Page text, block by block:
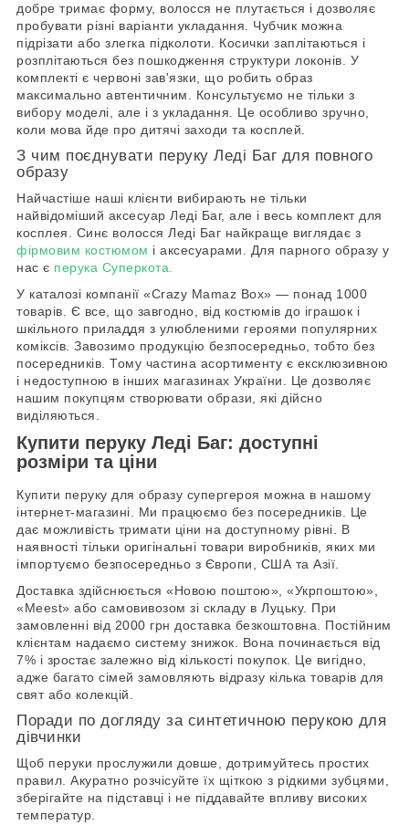
добре тримає форму, волосся не плутається і дозволяє
пробувати різні варіанти укладання. Чубчик можна
підрізати або злегка підколоти. Косички заплітаються і
розплітаються без пошкодження структури локонів. У
комплекті є червоні зав'язки, що робить образ
максимально автентичним. Консультуємо не тільки з
вибору моделі, але і з укладання. Це особливо зручно,
коли мова йде про дитячі заходи та косплей.
З чим поєднувати перуку Леді Баг для повного
образу
Найчастіше наші клієнти вибирають не тільки
найвідоміший аксесуар Леді Баг, але і весь комплект для
косплея. Синє волосся Леді Баг найкраще виглядає з
фірмовим костюмом і аксесуарами. Для парного образу у
нас є перука Суперкота.
У каталозі компанії «Crazy Mamaz Box» — понад 1000
товарів. Є все, що завгодно, від костюмів до іграшок і
шкільного приладдя з улюбленими героями популярних
коміксів. Завозимо продукцію безпосередньо, тобто без
посередників. Тому частина асортименту є ексклюзивною
і недоступною в інших магазинах України. Це дозволяє
нашим покупцям створювати образи, які дійсно
виділяються.
Купити перуку Леді Баг: доступні
розміри та ціни
Купити перуку для образу супергероя можна в нашому
інтернет-магазині. Ми працюємо без посередників. Це
дає можливість тримати ціни на доступному рівні. В
наявності тільки оригінальні товари виробників, яких ми
імпортуємо безпосередньо з Європи, США та Азії.
Доставка здійснюється «Новою поштою», «Укрпоштою»,
«Meest» або самовивозом зі складу в Луцьку. При
замовленні від 2000 грн доставка безкоштовна. Постійним
клієнтам надаємо систему знижок. Вона починається від
7% і зростає залежно від кількості покупок. Це вигідно,
адже багато сімей замовляють відразу кілька товарів для
свят або колекцій.
Поради по догляду за синтетичною перукою для
дівчинки
Щоб перуки прослужили довше, дотримуйтесь простих
правил. Акуратно розчісуйте їх щіткою з рідкими зубцями,
зберігайте на підставці і не піддавайте впливу високих
температур.